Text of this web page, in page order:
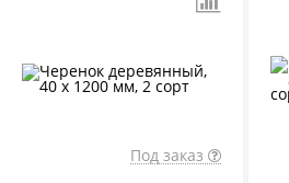
Под заказ